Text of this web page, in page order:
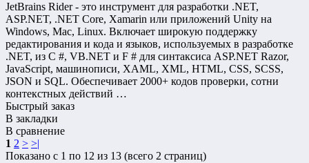
JetBrains Rider - это инструмент для разработки .NET,
ASP.NET, .NET Core, Xamarin или приложений Unity на
Windows, Mac, Linux. Включает широкую поддержку
редактирования и кода и языков, используемых в разработке
.NET, из C #, VB.NET и F # для синтаксиса ASP.NET Razor,
JavaScript, машинописи, XAML, XML, HTML, CSS, SCSS,
JSON и SQL. Обеспечивает 2000+ кодов проверки, сотни
контекстных действий …
Быстрый заказ
В закладки
В сравнение
1 2 > >|
Показано с 1 по 12 из 13 (всего 2 страниц)